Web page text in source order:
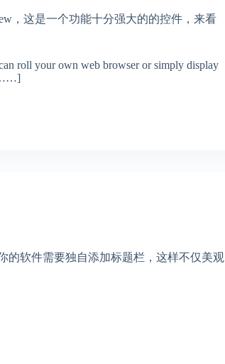
，这是一个功能十分强大的的控件，来看
roll your own web browser or simply display
的软件需要独自添加标题栏，这样不仅美观